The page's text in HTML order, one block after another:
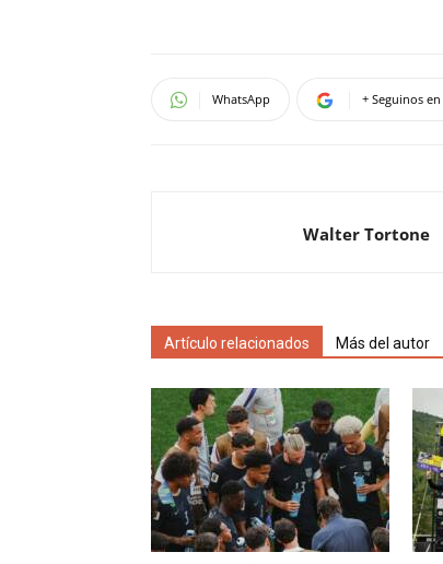
WhatsApp + Seguinos
Walter Tortone
Artículo relacionados Más del autor